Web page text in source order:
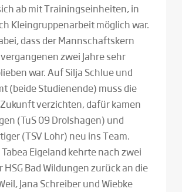
ab mit Trainingseinheiten, in
Kleingruppenarbeit möglich war.
dass der Mannschaftskern
zwei Jahre sehr
war. Auf Silja Schlue und
(beide Studienende) muss die
Zukunft verzichten, dafür kamen
(TuS 09 Drolshagen) und
(TSV Lohr) neu ins Team.
Eigeland kehrte nach zwei
HSG Bad Wildungen zurück an die
Jana Schreiber und Wiebke